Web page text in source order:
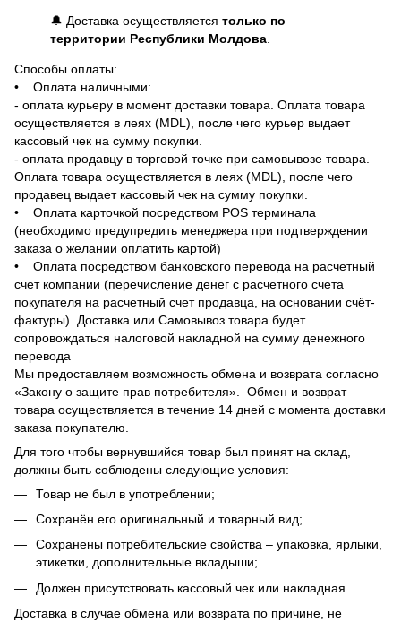
🔔 Доставка осуществляется только по
территории Республики Молдова
Способы оплаты:
• Оплата наличными:
- оплата курьеру в момент доставки товара. Оплата товара
осуществляется в леях (MDL), после чего курьер выдает
кассовый чек на сумму покупки.
- оплата продавцу в торговой точке при самовывозе товара.
Оплата товара осуществляется в леях (MDL), после чего
продавец выдает кассовый чек на сумму покупки.
• Оплата карточкой посредством POS терминала
(необходимо предупредить менеджера при подтверждении
заказа о желании оплатить картой)
• Оплата посредством банковского перевода на расчетный
счет компании (перечисление денег с расчетного счета
покупателя на расчетный счет продавца, на основании счёт-
фактуры). Доставка или Самовывоз товара будет
сопровождаться налоговой накладной на сумму денежного
перевода
Мы предоставляем возможность обмена и возврата согласно
«Закону о защите прав потребителя». Обмен и возврат
товара осуществляется в течение 14 дней с момента доставки
заказа покупателю.
Для того чтобы вернувшийся товар был принят на склад,
должны быть соблюдены следующие условия:
Товар не был в употреблении;
Сохранён его оригинальный и товарный вид;
Сохранены потребительские свойства – упаковка, ярлыки,
этикетки, дополнительные вкладыши;
Должен присутствовать кассовый чек или накладная.
Доставка в случае обмена или возврата по причине, не